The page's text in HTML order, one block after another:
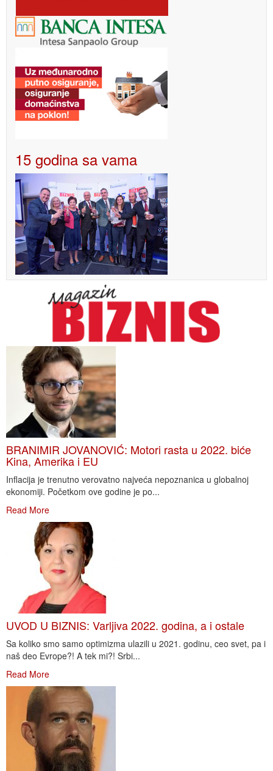
15 godina sa vama
BRANIMIR JOVANOVIĆ: Motori rasta u 2022. biće
Kina, Amerika i EU
Inflacija je trenutno verovatno najveća nepoznanica u globalnoj
ekonomiji. Početkom ove godine je po...
Read More
UVOD U BIZNIS: Varljiva 2022. godina, a i ostale
Sa koliko smo samo optimizma ulazili u 2021. godinu, ceo svet, pa i
naš deo Evrope?! A tek mi?! Srbi...
Read More